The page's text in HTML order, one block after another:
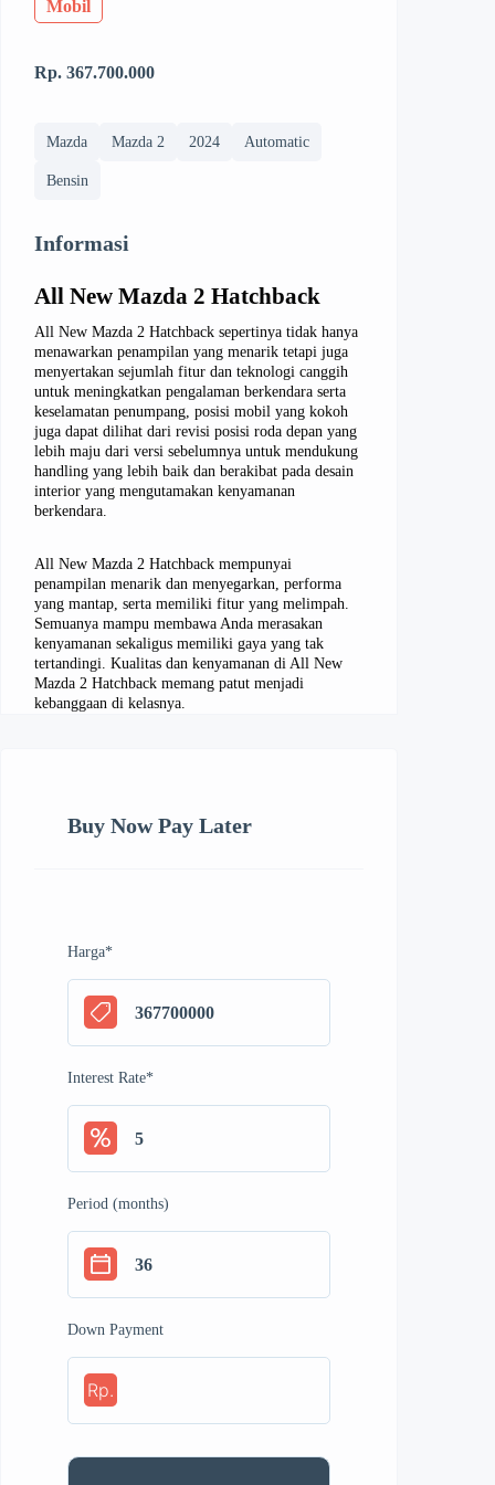
Mobil
Rp. 367.700.000
Mazda Mazda 2 2024 Automatic
Bensin
Informasi
All New Mazda 2 Hatchback
All New Mazda 2 Hatchback sepertinya tidak hanya
menawarkan penampilan yang menarik tetapi juga
menyertakan sejumlah fitur dan teknologi canggih
untuk meningkatkan pengalaman berkendara serta
keselamatan penumpang, posisi mobil yang kokoh
juga dapat dilihat dari revisi posisi roda depan yang
lebih maju dari versi sebelumnya untuk mendukung
handling yang lebih baik dan berakibat pada desain
interior yang mengutamakan kenyamanan
berkendara.
All New Mazda 2 Hatchback mempunyai
penampilan menarik dan menyegarkan, performa
yang mantap, serta memiliki fitur yang melimpah.
Semuanya mampu membawa Anda merasakan
kenyamanan sekaligus memiliki gaya yang tak
tertandingi. Kualitas dan kenyamanan di All New
Mazda 2 Hatchback memang patut menjadi
kebanggaan di kelasnya.
Buy Now Pay Later
Harga*
Interest Rate*
Period (months)
Down Payment
Rp.